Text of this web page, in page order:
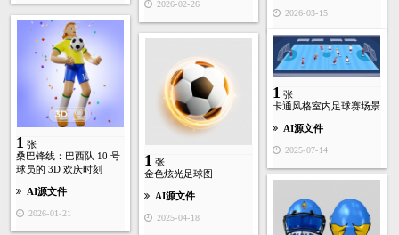
2026-03-15
2026-02-26
1 张
桑巴锋线：巴西队 10 号
球员的 3D 欢庆时刻
AI源文件
2026-01-21
1 张
卡通风格室内足球赛场景
AI源文件
2025-07-14
1 张
金色炫光足球图
AI源文件
2025-04-18